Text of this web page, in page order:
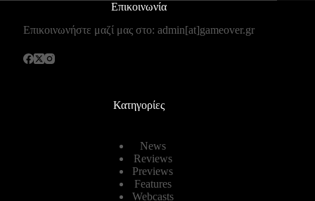
Επικοινωνία
Επικοινωνήστε μαζί μας στο: admin[at]gameover.gr
Κατηγορίες
News
Reviews
Previews
Features
Webcasts